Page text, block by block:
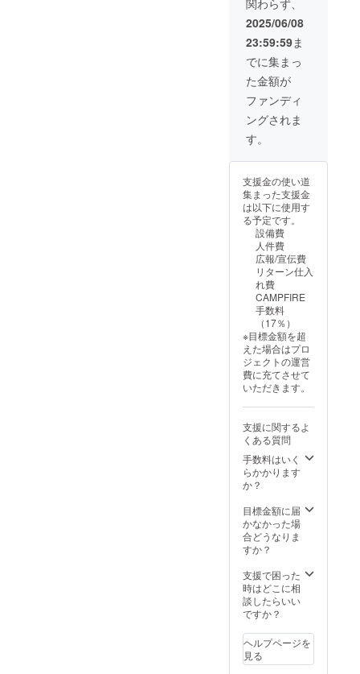
関わらず、
2025/06/08
23:59:59ま
でに集まっ
た金額が
ファンディ
ングされま
す。
支援金の使い道
集まった支援金
は以下に使用す
る予定です。
設備費
人件費
広報/宣伝費
リターン仕入
れ費
CAMPFIRE
手数料
（17％）
※目標金額を超
えた場合はプロ
ジェクトの運営
費に充てさせて
いただきます。
支援に関するよ
くある質問
手数料はいく
らかかります
か？
目標金額に届
かなかった場
合どうなりま
すか？
支援で困った
時はどこに相
談したらいい
ですか？
ヘルプページを
見る